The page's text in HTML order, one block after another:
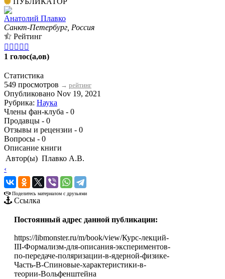
Анатолий Плавко
Санкт-Петербург, Россия
Рейтинг
    
1 голос(а,ов)
Статистика
549 просмотров → рейтинг
Опубликовано Nov 19, 2021
Рубрика: Наука
Члены фан-клуба - 0
Продавцы - 0
Отзывы и рецензии - 0
Вопросы - 0
Описание книги
Автор(ы) Плавко А.В.
‹
›
Поделитесь материалом с друзьями
Ссылка
Постоянный адрес данной публикации:
https://libmonster.ru/m/book/view/Курс-лекций-
III-Формализм-для-описания-экспериментов-
по-передаче-поляризации-в-ядерной-физике-
Часть-В-Спиновые-характеристики-в-
теории-Вольфенштейна